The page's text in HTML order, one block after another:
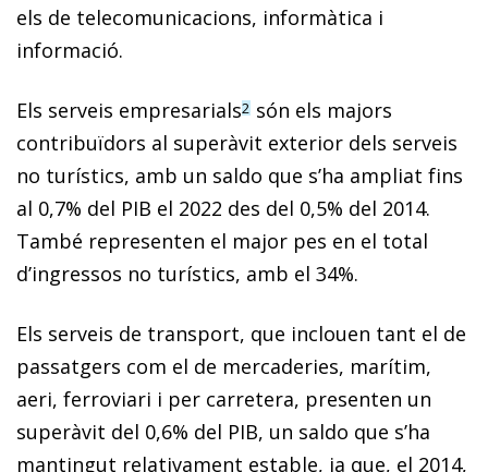
els de telecomunicacions, informàtica i
informació.
Els serveis empresarials2 són els majors
contribuïdors al superàvit exterior dels serveis
no turístics, amb un saldo que s’ha ampliat fins
al 0,7% del PIB el 2022 des del 0,5% del 2014.
També representen el major pes en el total
d’ingressos no turístics, amb el 34%.
Els serveis de transport, que inclouen tant el de
passatgers com el de mercaderies, marítim,
aeri, ferroviari i per carretera, presenten un
superàvit del 0,6% del PIB, un saldo que s’ha
mantingut relativament estable, ja que, el 2014,